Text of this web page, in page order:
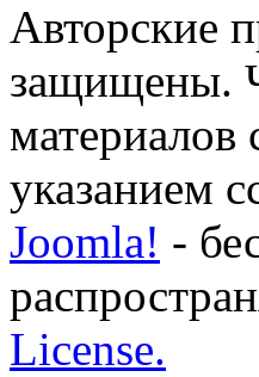
Авторские
защищены.
материалов
указанием
Joomla! -
License.